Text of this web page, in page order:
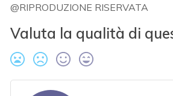
@RIPRODUZIONE RISERVATA
Valuta la qualità di